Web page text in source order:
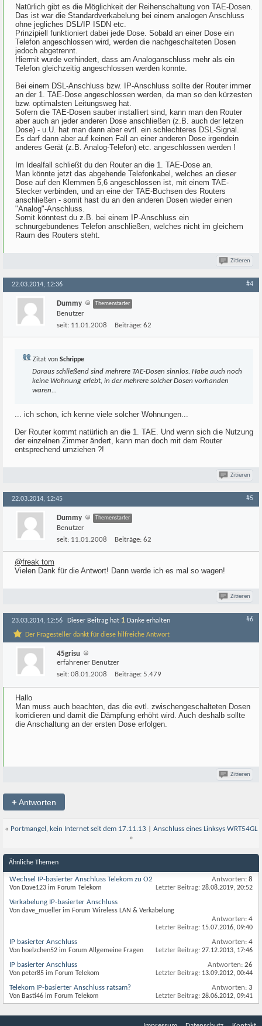
Natürlich gibt es die Möglichkeit der Reihenschaltung von TAE-Dosen.
Das ist war die Standardverkabelung bei einem analogen Anschluss
ohne jegliches DSL/IP ISDN etc.
Prinzipiell funktioniert dabei jede Dose. Sobald an einer Dose ein
Telefon angeschlossen wird, werden die nachgeschalteten Dosen
jedoch abgetrennt.
Hiermit wurde verhindert, dass am Analoganschluss mehr als ein
Telefon gleichzeitig angeschlossen werden konnte.
Bei einem DSL-Anschluss bzw. IP-Anschluss sollte der Router immer
an der 1. TAE-Dose angeschlossen werden, da man so den kürzesten
bzw. optimalsten Leitungsweg hat.
Sofern die TAE-Dosen sauber installiert sind, kann man den Router
aber auch an jeder anderen Dose anschließen (z.B. auch der letzen
Dose) - u.U. hat man dann aber evtl. ein schlechteres DSL-Signal.
Es darf dann aber auf keinen Fall an einer anderen Dose irgendein
anderes Gerät (z.B. Analog-Telefon) etc. angeschlossen werden !
Im Idealfall schließt du den Router an die 1. TAE-Dose an.
Man könnte jetzt das abgehende Telefonkabel, welches an dieser
Dose auf den Klemmen 5,6 angeschlossen ist, mit einem TAE-
Stecker verbinden, und an eine der TAE-Buchsen des Routers
anschließen - somit hast du an den anderen Dosen wieder einen
"Analog"-Anschluss.
Somit könntest du z.B. bei einem IP-Anschluss ein
schnurgebundenes Telefon anschließen, welches nicht im gleichem
Raum des Routers steht.
Zitieren
22.03.2014, 12:36 #4
Dummy Themenstarter
Benutzer
seit: 11.01.2008 Beiträge: 62
Zitat von Schrippe
Daraus schließend sind mehrere TAE-Dosen sinnlos. Habe auch noch
keine Wohnung erlebt, in der mehrere solcher Dosen vorhanden
waren...
... ich schon, ich kenne viele solcher Wohnungen...
Der Router kommt natürlich an die 1. TAE. Und wenn sich die Nutzung
der einzelnen Zimmer ändert, kann man doch mit dem Router
entsprechend umziehen ?!
Zitieren
22.03.2014, 12:45 #5
Dummy Themenstarter
Benutzer
seit: 11.01.2008 Beiträge: 62
@freak tom
Vielen Dank für die Antwort! Dann werde ich es mal so wagen!
Zitieren
23.03.2014, 12:56 Dieser Beitrag hat 1 Danke erhalten
Der Fragesteller dankt für diese hilfreiche Antwort
#6
45grisu
erfahrener Benutzer
seit: 08.01.2008 Beiträge: 5.479
Hallo
Man muss auch beachten, das die evtl. zwischengeschalteten Dosen
korridieren und damit die Dämpfung erhöht wird. Auch deshalb sollte
die Anschaltung an der ersten Dose erfolgen.
Zitieren
+Antworten
« Portmangel, kein Internet seit dem 17.11.13
Anschluss eines Linksys WRT54GL
»
Ähnliche Themen
Wechsel IP-basierter Anschluss Telekom zu O2
Von Dave123 im Forum Telekom
Antworten: 8
Letzter Beitrag: 28.08.2019, 20:52
Verkabelung IP-basierter Anschluss
Von dave_mueller im Forum Wireless LAN & Verkabelung
Antworten: 4
Letzter Beitrag: 15.07.2016, 09:40
IP basierter Anschluss
Von hoelzchen52 im Forum Allgemeine Fragen
Antworten: 4
Letzter Beitrag: 27.12.2013, 17:46
IP basierter Anschluss
Von peter85 im Forum Telekom
Antworten: 26
Letzter Beitrag: 13.09.2012, 00:44
Telekom IP-basierter Anschluss ratsam?
Von Basti46 im Forum Telekom
Antworten: 3
Letzter Beitrag: 28.06.2012, 09:41